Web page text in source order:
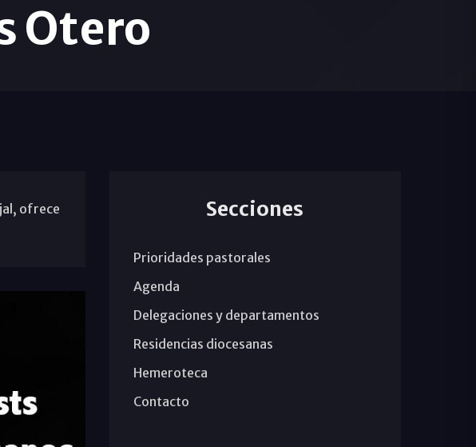
Otero
ofrece
Secciones
Prioridades pastorales
Agenda
Delegaciones y departamentos
Residencias diocesanas
Hemeroteca
Contacto